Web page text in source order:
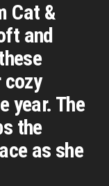
Cat &
and
year. The
the
as she